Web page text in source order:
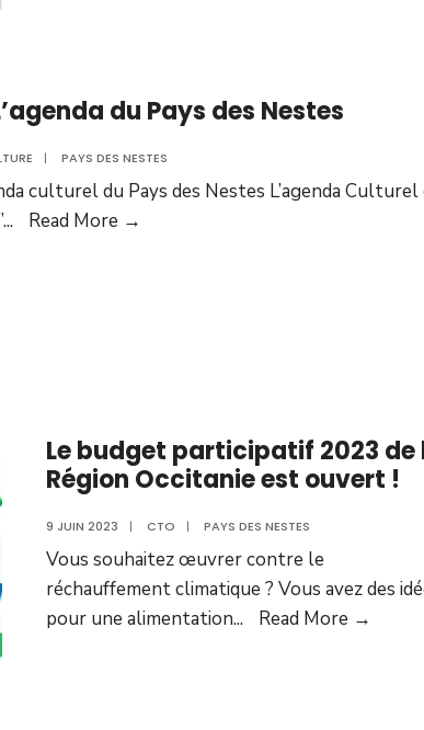
du Pays des Nestes
| PAYS DES NESTES
culturel du Pays des Nestes L’agenda Culturel
... Read More →
Le budget participatif 2023 de
Région Occitanie est ouvert !
9 JUIN 2023 | CTO | PAYS DES NESTES
Vous souhaitez œuvrer contre le
réchauffement climatique ? Vous avez des
pour une alimentation... Read More →